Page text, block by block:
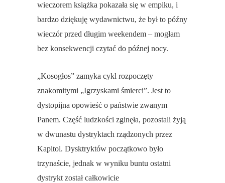
wieczorem książka pokazała się w empiku, i
bardzo dziękuję wydawnictwu, że był to późny
wieczór przed długim weekendem – mogłam
bez konsekwencji czytać do późnej nocy.
„Kosogłos” zamyka cykl rozpoczęty
znakomitymi „Igrzyskami śmierci”. Jest to
dystopijna opowieść o państwie zwanym
Panem. Część ludzkości zginęła, pozostali żyją
w dwunastu dystryktach rządzonych przez
Kapitol. Dysktryktów początkowo było
trzynaście, jednak w wyniku buntu ostatni
dystrykt został całkowicie